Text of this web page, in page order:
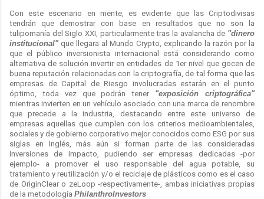
Con este escenario en mente, es evidente que las Criptodivisas
tendrán que demostrar con base en resultados que no son la
tulipomanía del Siglo XXI, particularmente tras la avalancha de "dinero
institucional" que llegara al Mundo Crypto, explicando la razón por la
que el público inversionista internacional está considerando como
alternativa de solución invertir en entidades de 1er nivel que gocen de
buena reputación relacionadas con la criptografía, de tal forma que las
empresas de Capital de Riesgo involucradas estarán en el punto
óptimo, toda vez que podrán tener "exposición criptográfica"
mientras invierten en un vehículo asociado con una marca de renombre
que precede a la industria, destacando entre este universo de
empresas aquellas que cumplen con los criterios medioambientales,
sociales y de gobierno corporativo mejor conocidos como ESG por sus
siglas en Inglés, más aún si forman parte de las consideradas
Inversiones de Impacto, pudiendo ser empresas dedicadas -por
ejemplo- a promover el uso responsable del agua potable, su
tratamiento y reutilización y/o el reciclaje de plásticos como es el caso
de OriginClear o zeLoop -respectivamente-, ambas iniciativas propias
de la metodología PhilanthroInvestors